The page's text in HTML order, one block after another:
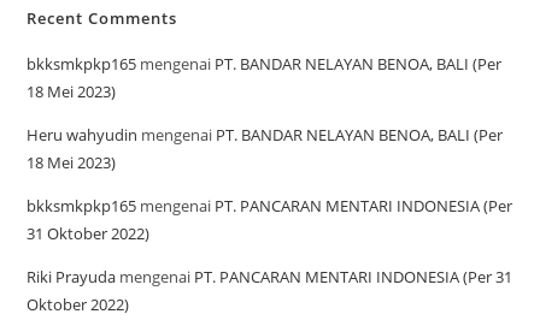
Recent Comments
bkksmkpkp165 mengenai PT. BANDAR NELAYAN BENOA, BALI (Per
18 Mei 2023)
Heru wahyudin mengenai PT. BANDAR NELAYAN BENOA, BALI (Per
18 Mei 2023)
bkksmkpkp165 mengenai PT. PANCARAN MENTARI INDONESIA (Per
31 Oktober 2022)
Riki Prayuda mengenai PT. PANCARAN MENTARI INDONESIA (Per 31
Oktober 2022)